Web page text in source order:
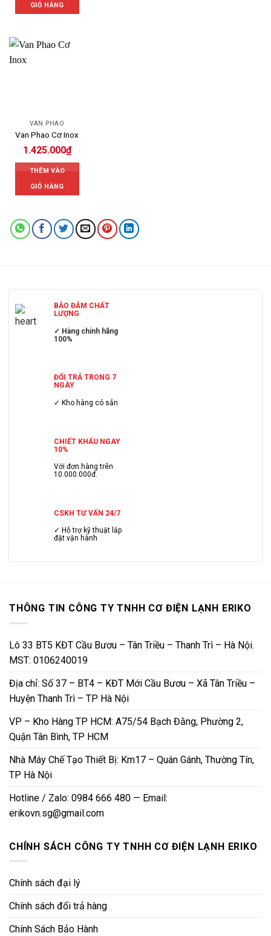
GIỎ HÀNG
VAN PHAO
Van Phao Cơ Inox
1.425.000₫
THÊM VÀO
GIỎ HÀNG
BẢO ĐẢM CHẤT
LƯỢNG
✓ Hàng chính hãng
100%
ĐỔI TRẢ TRONG 7
NGÀY
✓ Kho hàng có sẳn
CHIẾT KHẤU NGAY
10%
Với đơn hàng trên
10.000.000đ.
CSKH TƯ VẤN 24/7
✓ Hỗ trợ kỹ thuật lắp
đặt vận hành
THÔNG TIN CÔNG TY TNHH CƠ ĐIỆN LẠNH ERIKO
Lô 33 BT5 KĐT Cầu Bươu – Tân Triều – Thanh Trì – Hà Nội.
MST: 0106240019
Địa chỉ: Số 37 – BT4 – KĐT Mới Cầu Bươu – Xã Tân Triều –
Huyện Thanh Trì – TP Hà Nội
VP – Kho Hàng TP HCM: A75/54 Bạch Đằng, Phường 2,
Quận Tân Bình, TP HCM
Nhà Máy Chế Tạo Thiết Bị: Km17 – Quán Gánh, Thường Tín,
TP Hà Nội
Hotline / Zalo: 0984 666 480 — Email:
erikovn.sg@gmail.com
CHÍNH SÁCH CÔNG TY TNHH CƠ ĐIỆN LẠNH ERIKO
Chính sách đại lý
Chính sách đổi trả hàng
Chính Sách Bảo Hành